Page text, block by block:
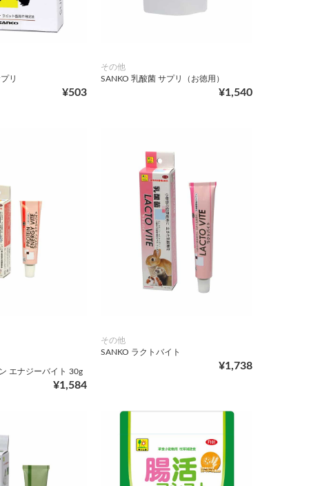
リ
¥503
その他
SANKO 乳酸菌 サプリ（お徳用）
¥1,540
エナジーバイト 30g
¥1,584
その他
SANKO ラクトバイト
¥1,738